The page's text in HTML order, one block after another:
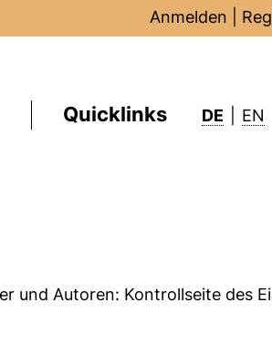
Anmelden
Quicklinks DE EN
und Autoren: Kontrollseite des